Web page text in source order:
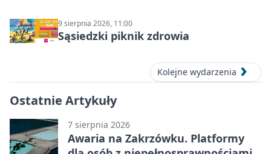
9 sierpnia 2026, 11:00
Sąsiedzki piknik zdrowia
Kolejne wydarzenia
Ostatnie Artykuły
7 sierpnia 2026
Awaria na Zakrzówku. Platformy